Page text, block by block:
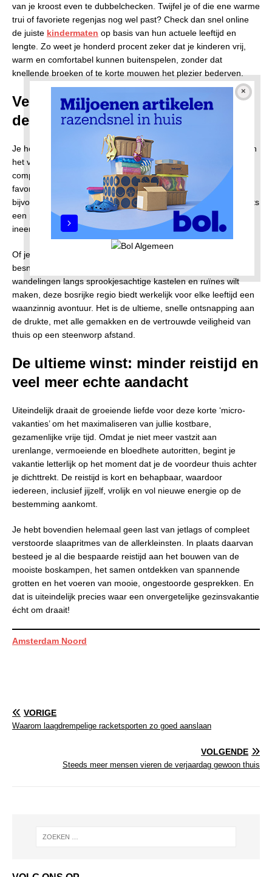
van je kroost even te dubbelchecken. Twijfel je of die ene warme
trui of favoriete regenjas nog wel past? Check dan snel online
de juiste kindermaten op basis van hun actuele leeftijd en
lengte. Zo weet je honderd procent zeker dat je kinderen vrij,
warm en comfortabel kunnen buitenspelen, zonder dat
knellende broeken of te korte mouwen het plezier bederven.
Verrassende avonturen direct over
de grens
Je hoeft echt geen duizenden kilometers te rijden of urenlang in
het vliegtuig te zitten om het gevoel te hebben dat je in een
compleet andere wereld bent beland. Een van de absolute
favorieten voor een perfecte, korte gezinsvakantie is
bijvoorbeeld het prachtige, heuvelachtigesauerland
. Op slechts
een paar uurtjes rijden vanaf de Nederlandse grens, sta je
ineens midden in de indrukwekkende, groene natuur.
Of je nu in de winter samen van de kindvriendelijke,
besneeuwde hellingen wilt glijden of in de lente eindeloze
wandelingen langs sprookjesachtige kastelen en ruïnes wilt
maken, deze bosrijke regio biedt werkelijk voor elke leeftijd een
waanzinnig avontuur. Het is de ultieme, snelle ontsnapping aan
de drukte, met alle gemakken en de vertrouwde veiligheid van
thuis op een steenworp afstand.
De ultieme winst: minder reistijd en
veel meer echte aandacht
Uiteindelijk draait de groeiende liefde voor deze korte ‘micro-
vakanties’ om het maximaliseren van jullie kostbare,
gezamenlijke vrije tijd. Omdat je niet meer vastzit aan
urenlange, vermoeiende en bloedhete autoritten, begint je
vakantie letterlijk op het moment dat je de voordeur thuis achter
je dichttrekt. De reistijd is kort en behapbaar, waardoor
iedereen, inclusief jijzelf, vrolijk en vol nieuwe energie op de
bestemming aankomt.
Je hebt bovendien helemaal geen last van jetlags of compleet
verstoorde slaapritmes van de allerkleinsten. In plaats daarvan
besteed je al die bespaarde reistijd aan het bouwen van de
mooiste boskampen, het samen ontdekken van spannende
grotten en het voeren van mooie, ongestoorde gesprekken. En
dat is uiteindelijk precies waar een onvergetelijke gezinsvakantie
écht om draait!
Amsterdam Noord
VORIGE
Waarom laagdrempelige racketsporten zo goed aanslaan
VOLGENDE
Steeds meer mensen vieren de verjaardag gewoon thuis